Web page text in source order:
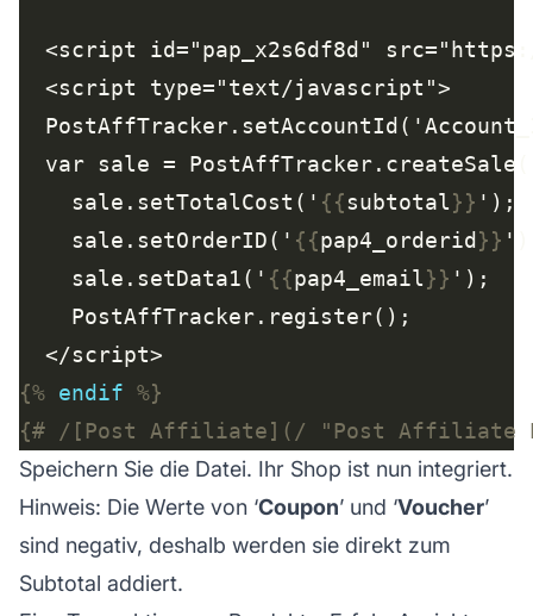
    sale.setTotalCost('
{{subtotal}}
    sale.setOrderID('
{{pap4_orderid}}
    sale.setData1('
{{pap4_email}}
{% endif %}
{# /[Post Affiliate](/ "Post Affiliate Pro
Speichern Sie die Datei. Ihr Shop ist nun integriert.
Hinweis: Die Werte von ‘Coupon’ und ‘Voucher’
sind negativ, deshalb werden sie direkt zum
Subtotal addiert.